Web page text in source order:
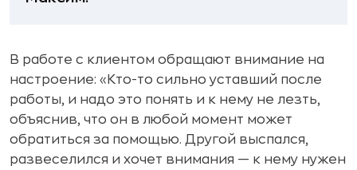
В работе с клиентом обращают внимание на
настроение: «Кто-то сильно уставший после
работы, и надо это понять и к нему не лезть,
объяснив, что он в любой момент может
обратиться за помощью. Другой выспался,
развеселился и хочет внимания — к нему нужен